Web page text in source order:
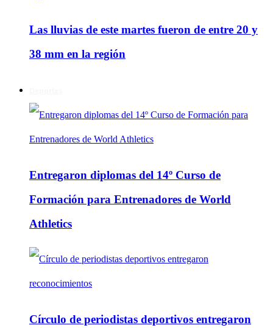
Las lluvias de este martes fueron de entre 20 y
38 mm en la región
Entregaron diplomas del 14º Curso de
Formación para Entrenadores de World
Athletics
Círculo de periodistas deportivos entregaron